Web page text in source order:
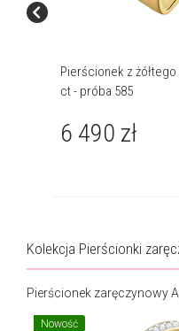
Pierścionek z żółtego
ct - próba 585
6 490 zł
Kolekcja Pierścionki
Pierścionek zaręczynowy
Nowość